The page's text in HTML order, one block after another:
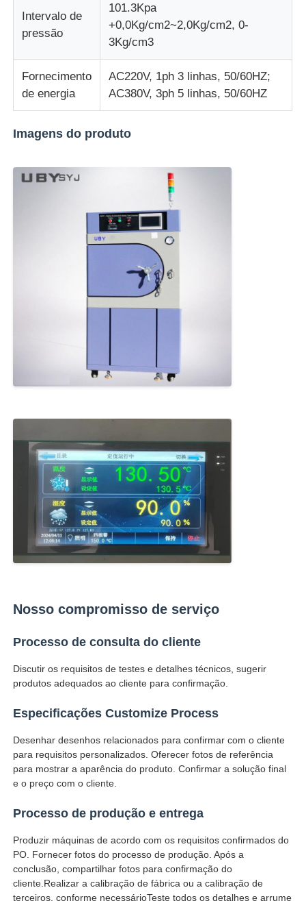
Intervalo de
pressão
101.3Kpa
+0,0Kg/cm2~2,0Kg/cm2, 0-
3Kg/cm3
Fornecimento
de energia
AC220V, 1ph 3 linhas, 50/60HZ;
AC380V, 3ph 5 linhas, 50/60HZ
Imagens do produto
Nosso compromisso de serviço
Processo de consulta do cliente
Discutir os requisitos de testes e detalhes técnicos, sugerir
produtos adequados ao cliente para confirmação.
Especificações Customize Process
Desenhar desenhos relacionados para confirmar com o cliente
para requisitos personalizados. Oferecer fotos de referência
para mostrar a aparência do produto. Confirmar a solução final
e o preço com o cliente.
Processo de produção e entrega
Produzir máquinas de acordo com os requisitos confirmados do
PO. Fornecer fotos do processo de produção. Após a
conclusão, compartilhar fotos para confirmação do
cliente.Realizar a calibração de fábrica ou a calibração de
terceiros, conforme necessárioTeste todos os detalhes e arrume